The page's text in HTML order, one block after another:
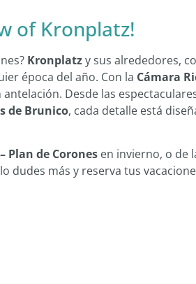
of Kronplatz!
Kronplatzy sus alrededores,
época del año. Con la Cámara
Desde las
de Brunico, cada detalle está
Plan de Corones en invierno, o de
dudes más y reserva tus